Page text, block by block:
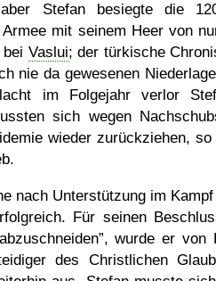
aber Stefan besiegte die
mit seinem Heer von
Vaslui; der türkische
nie da gewesenen
im Folgejahr verlor
sich wegen
wieder zurückziehen,
nach Unterstützung im
Für seinen
, wurde er von
des Christlichen